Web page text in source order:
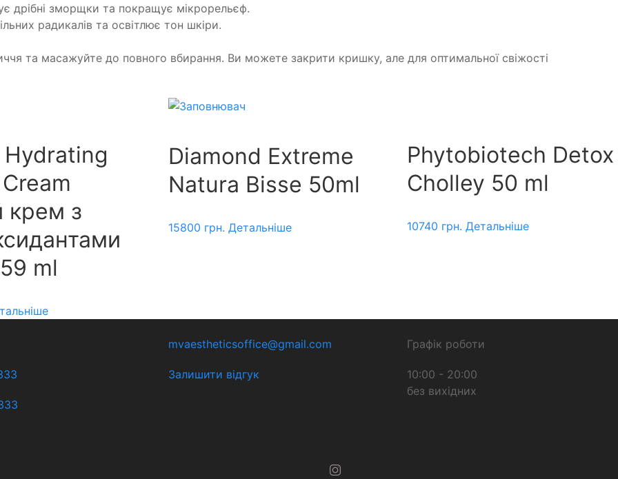
дрібні зморщки та покращує мікрорельєф.
радикалів та освітлює тон шкіри.
та масажуйте до повного вбирання. Ви можете закрити кришку, але для оптимальної свіжості
крем з
ml
Diamond Extreme
Natura Bisse 50ml
15800 грн. Детальніше
Phytobiotech Detox
Cholley 50 ml
10740 грн. Детальніше
mvaestheticsoffice@gmail.com
Залишити відгук
Графік роботи
10:00 - 20:00
без вихідних